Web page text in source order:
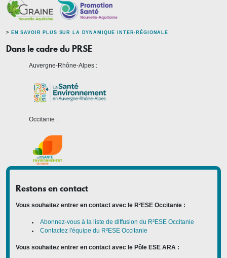
> EN SAVOIR PLUS SUR LA DYNAMIQUE INTER-RÉGIONALE
Dans le cadre du PRSE
Auvergne-Rhône-Alpes :
Occitanie :
Restons en contact
Vous souhaitez entrer en contact avec le R²ESE Occitanie :
Abonnez-vous à la liste de diffusion du R²ESE Occitanie
Contactez l'équipe du R²ESE Occitanie
Vous souhaitez entrer en contact avec le Pôle ESE ARA :